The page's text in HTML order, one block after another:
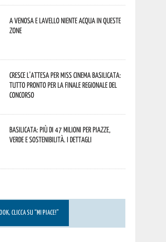
A Venosa e Lavello niente acqua in queste
zone
Cresce l’attesa per Miss Cinema Basilicata:
tutto pronto per la finale regionale del
concorso
Basilicata: più di 47 milioni per piazze,
verde e sostenibilità. I dettagli
CLICCA SU “MI PIACE!”